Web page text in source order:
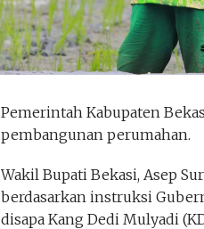
Pemerintah Kabupaten
pembangunan perumahan.
Wakil Bupati Bekasi, Asep
berdasarkan instruksi
disapa Kang Dedi Mulyadi